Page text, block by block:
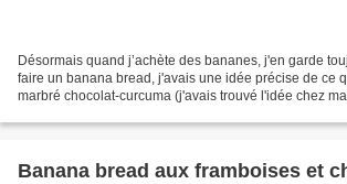
Désormais quand j’achète des bananes, j'en garde
faire un banana bread, j'avais une idée précise de ce
marbré chocolat-curcuma (j'avais trouvé l'idée chez
Banana bread aux framboises et